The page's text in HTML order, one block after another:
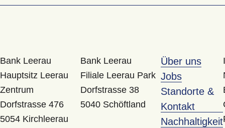
Bank Leerau
Hauptsitz Leerau
Zentrum
Dorfstrasse 476
5054 Kirchleerau
Bank Leerau
Filiale Leerau Park
Dorfstrasse 38
5040 Schöftland
Über uns
Jobs
Standorte &
Kontakt
Nachhaltigkeit